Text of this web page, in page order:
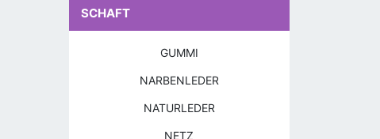
SCHAFT
GUMMI
NARBENLEDER
NATURLEDER
NETZ